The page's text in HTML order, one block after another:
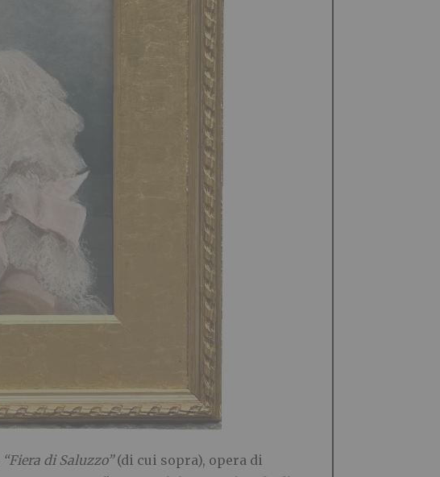
“Fiera di Saluzzo”(di cui sopra), opera di